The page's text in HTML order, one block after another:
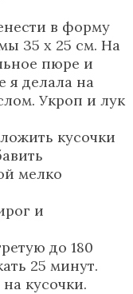
в форму
35 х 25 см. На
пюре и
я делала на
Укроп и лук
кусочки
мелко
и
до 180
25 минут.
кусочки.